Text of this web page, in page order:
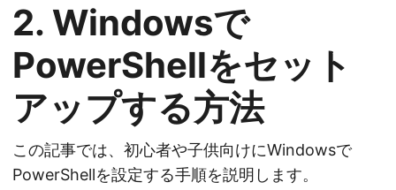
2. Windowsで
PowerShellをセット
アップする方法
この記事では、初心者や子供向けにWindowsで
PowerShellを設定する手順を説明します。